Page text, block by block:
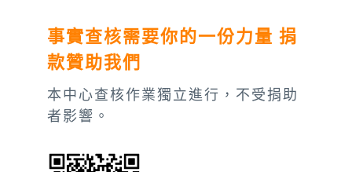
事實查核需要你的一份力量 捐
款贊助我們
本中心查核作業獨立進行，不受捐助
者影響。